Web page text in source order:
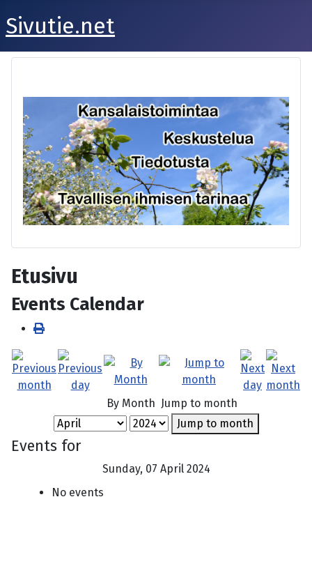
Sivutie.net
Etusivu
Events Calendar
By Month Jump to month
Jump to month
Events for
Sunday, 07 April 2024
No events